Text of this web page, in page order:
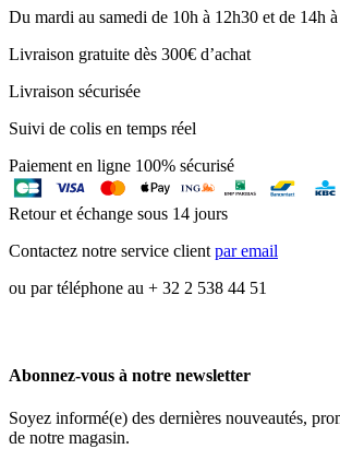
Du mardi au samedi de 10h à 12h30 et de 14h
Livraison gratuite dès 300€ d’achat
Livraison sécurisée
Suivi de colis en temps réel
Paiement en ligne 100% sécurisé
Retour et échange sous 14 jours
Contactez notre service client par email
ou par téléphone au + 32 2 538 44 51
Abonnez-vous à notre newsletter
Soyez informé(e) des dernières nouveautés,
de notre magasin.